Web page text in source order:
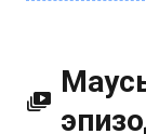
қайтпай,
вон – топтың